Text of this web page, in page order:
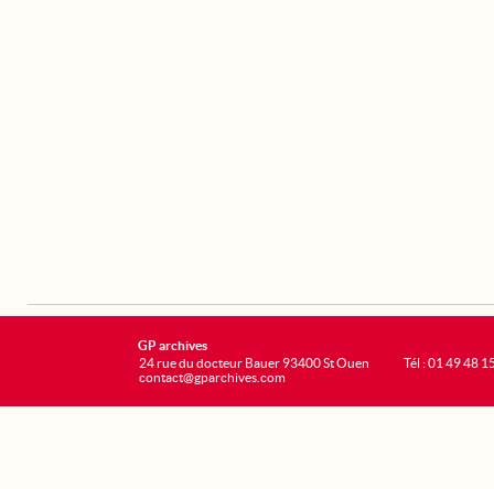
GP archives
24 rue du docteur Bauer 93400 St Ouen
contact@gparchives.com
Tél : 01 49 48